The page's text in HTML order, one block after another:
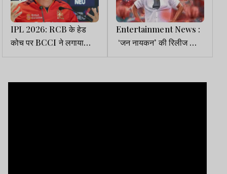
IPL 2026: RCB के हेड
कोच पर BCCI ने लगाया
जुर्माना, जानें पूरा मामला
Entertainment News :
‘जन नायकन’ की रिलीज को
लेकर बड़ा अपडेट, 14 दिनों के